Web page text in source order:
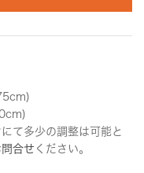
て多少の調整は可能と
問合せ ください。